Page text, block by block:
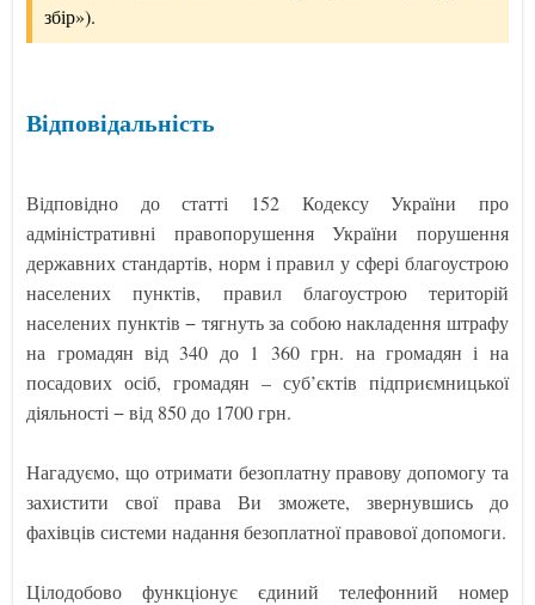
збір»).
Відповідальність
Відповідно до статті 152 Кодексу України про
адміністративні правопорушення України порушення
державних стандартів, норм і правил у сфері благоустрою
населених пунктів, правил благоустрою територій
населених пунктів − тягнуть за собою накладення штрафу
на громадян від 340 до 1 360 грн. на громадян і на
посадових осіб, громадян – суб’єктів підприємницької
діяльності − від 850 до 1700 грн.
Нагадуємо, що отримати безоплатну правову допомогу та
захистити свої права Ви зможете, звернувшись до
фахівців системи надання безоплатної правової допомоги.
Цілодобово функціонує єдиний телефонний номер